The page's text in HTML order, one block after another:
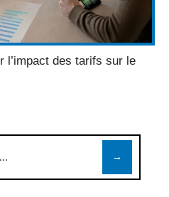
l’impact des tarifs sur le